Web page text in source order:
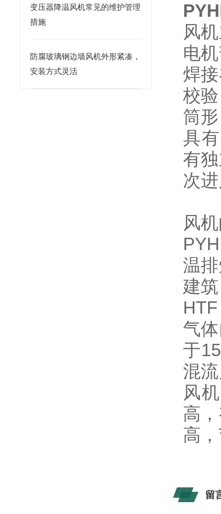
变压器降温风机常见的维护管理
措施
防腐玻璃钢边墙风机外形紧凑，
安装方式灵活
风
电
焊
校
筒
具
有
次
风
温
建
气
于
混
风
高
高
留